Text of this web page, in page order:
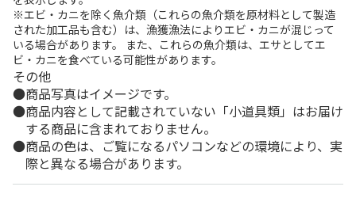
※エビ・カニを除く魚介類（これらの魚介類を原材料として製造
された加工品も含む）は、漁獲漁法によりエビ・カニが混じって
いる場合があります。 また、これらの魚介類は、エサとしてエ
ビ・カニを食べている可能性があります。
その他
商品写真はイメージです。
商品内容として記載されていない「小道具類」はお届け
する商品に含まれておりません。
商品の色は、ご覧になるパソコンなどの環境により、実
際と異なる場合があります。